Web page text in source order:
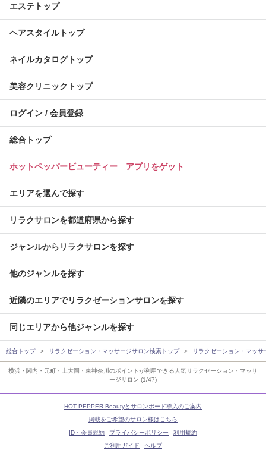
横浜・関内・元町・上大岡・東神奈川のポイントが利用できる人気リラクゼーション・マッサ
ージサロン (1/47)
エステトップ
ヘアスタイルトップ
ネイルカタログトップ
美容クリニックトップ
ログイン / 会員登録
総合トップ
ホットペッパービューティー アプリをゲット
エリアを選んで探す
リラクサロンを都道府県から探す
ジャンルからリラクサロンを探す
他のジャンルを探す
近隣のエリアでリラクゼーションサロンを探す
同じエリアから他ジャンルを探す
総合トップ リラクゼーション・マッサージサロン検索トップ リラクゼーション・マッ
HOT PEPPER Beautyとサロンボード導入のご案内
掲載をご希望のサロン様はこちら
ID・会員規約
プライバシーポリシー
利用規約
ご利用ガイド
ヘルプ